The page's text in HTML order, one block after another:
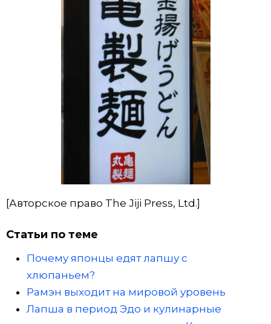
[Авторское право The Jiji Press, Ltd.]
Статьи по теме
Почему японцы едят лапшу с
хлюпаньем?
Рамэн выходит на мировой уровень
Лапша в период Эдо и кулинарные